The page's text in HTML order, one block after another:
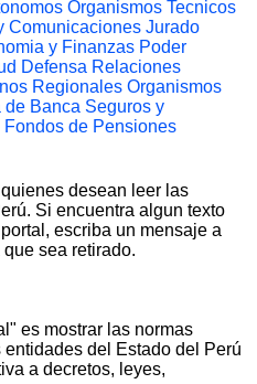
Organismos Tecnicos
Comunicaciones Jurado
y Finanzas Poder
Defensa Relaciones
Regionales Organismos
Banca Seguros y
de Pensiones
desean leer las
Si encuentra algun texto
escriba un mensaje a
que sea retirado.
es mostrar las normas
del Estado del Perú
a decretos, leyes,